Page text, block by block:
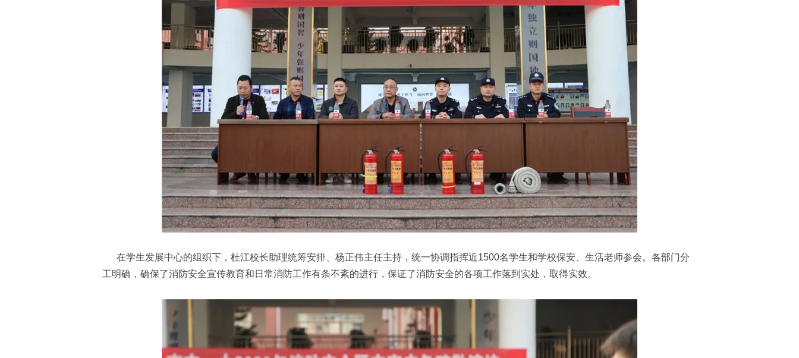
在学生发展中心的组织下，杜江校长助理统筹安排、杨正伟主任主持，统一协调指挥近1500名学生和学校保安、生活老师参会。各部门分
工明确，确保了消防安全宣传教育和日常消防工作有条不紊的进行，保证了消防安全的各项工作落到实处，取得实效。